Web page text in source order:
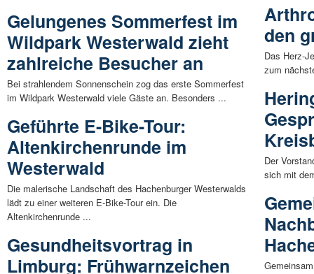
Gelungenes Sommerfest im
Wildpark Westerwald zieht
zahlreiche Besucher an
Bei strahlendem Sonnenschein zog das erste Sommerfest
im Wildpark Westerwald viele Gäste an. Besonders ...
Geführte E-Bike-Tour:
Altenkirchenrunde im
Westerwald
Die malerische Landschaft des Hachenburger Westerwalds
lädt zu einer weiteren E-Bike-Tour ein. Die
Altenkirchenrunde ...
Gesundheitsvortrag in
Limburg: Frühwarnzeichen
den
Das Herz-
zum
Der
sich mit